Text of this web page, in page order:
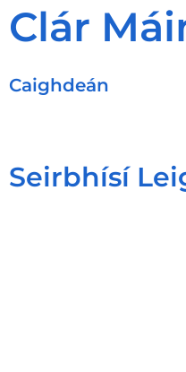
Clár
Caighdeán
Seirbhísí